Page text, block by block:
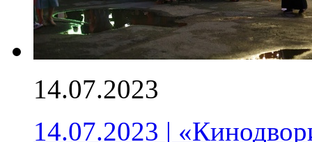
14.07.2023
14.07.2023 |